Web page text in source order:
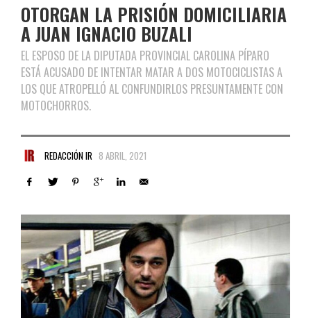
OTORGAN LA PRISIÓN DOMICILIARIA
A JUAN IGNACIO BUZALI
EL ESPOSO DE LA DIPUTADA PROVINCIAL CAROLINA PÍPARO
ESTÁ ACUSADO DE INTENTAR MATAR A DOS MOTOCICLISTAS A
LOS QUE ATROPELLÓ AL CONFUNDIRLOS PRESUNTAMENTE CON
MOTOCHORROS.
REDACCIÓN IR 8 ABRIL, 2021